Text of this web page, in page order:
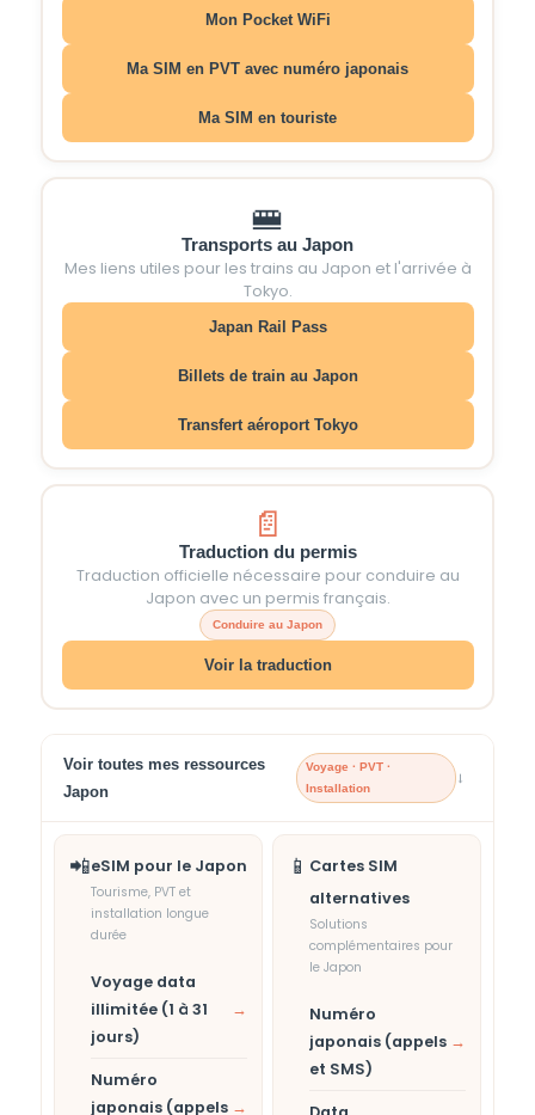
Mon Pocket WiFi
Ma SIM en PVT avec numéro japonais
Ma SIM en touriste
🚝
Transports au Japon
Mes liens utiles pour les trains au Japon et l'arrivée à
Tokyo.
Japan Rail Pass
Billets de train au Japon
Transfert aéroport Tokyo
📄
Traduction du permis
Traduction officielle nécessaire pour conduire au
Japon avec un permis français.
Conduire au Japon
Voir la traduction
Voir toutes mes ressources
Japon
Voyage · PVT ·
Installation
→
📲eSIM pour le Japon
Tourisme, PVT et
installation longue
durée
Voyage data
illimitée (1 à 31
jours)
→
Numéro
japonais (appels →
📱 Cartes SIM
alternatives
Solutions
complémentaires pour
le Japon
Numéro
japonais (appels
et SMS)
→